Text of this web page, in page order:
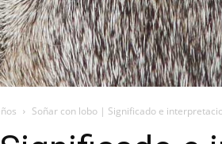
Soñar con lobo | Significado e